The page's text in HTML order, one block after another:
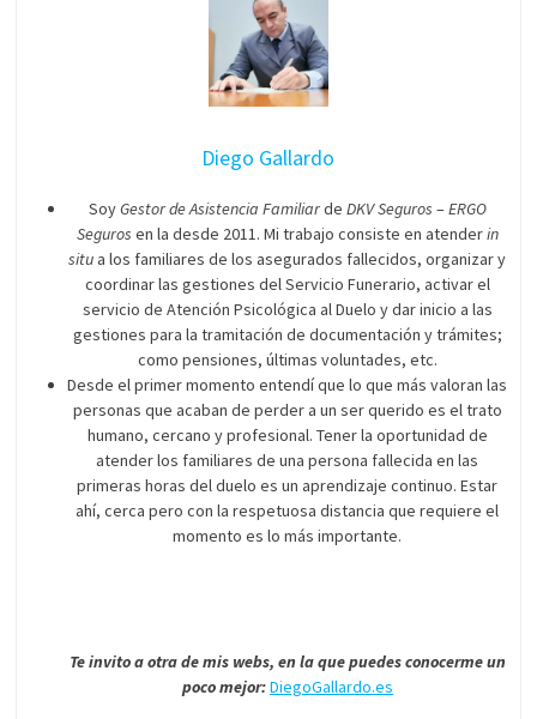
Diego Gallardo
SoyGestor de Asistencia Familiarde DKV Seguros –ERGO
Seguros en la desde 2011. Mi trabajo consiste en atenderin
situ a los familiares de los asegurados fallecidos, organizar y
coordinar las gestiones del Servicio Funerario, activar el
servicio de Atención Psicológica al Duelo y dar inicio a las
gestiones para la tramitación de documentación y trámites;
como pensiones, últimas voluntades, etc.
Desde el primer momento entendí que lo que más valoran las
personas que acaban de perder a un ser querido es el trato
humano, cercano y profesional. Tener la oportunidad de
atender los familiares de una persona fallecida en las
primeras horas del duelo es un aprendizaje continuo. Estar
ahí, cerca pero con la respetuosa distancia que requiere el
momento es lo más importante.
Te invito a otra de mis webs, en la que puedes conocerme un
poco mejor:DiegoGallardo.es